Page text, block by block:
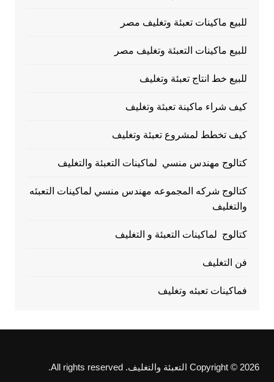
للبيع ماكينات تعبئة وتغليف مصر
للبيع ماكينات التعبئة وتغليف مصر
للبيع خط انتاج تعبئة وتغليف
كيف شراء ماكينة تعبئة وتغليف
كيف تخطط لمشروع تعبئة وتغليف
كتالوج مهندس منسي لماكينات التعبئة والتغليف
كتالوج شركه المجموعه مهندس منسي لماكينات التعبئه
والتغليف
كتالوج لماكينات التعبئة و التغليف
فن التغليف
فماكينات تعبئه وتغليف
Copyright © 2026 التعبئة والتغليف. All rights reserved.